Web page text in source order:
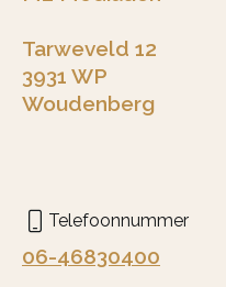
Tarweveld 12
3931 WP
Woudenberg
Telefoonnummer
06-46830400